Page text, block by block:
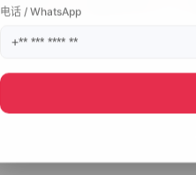
电话 / WhatsApp